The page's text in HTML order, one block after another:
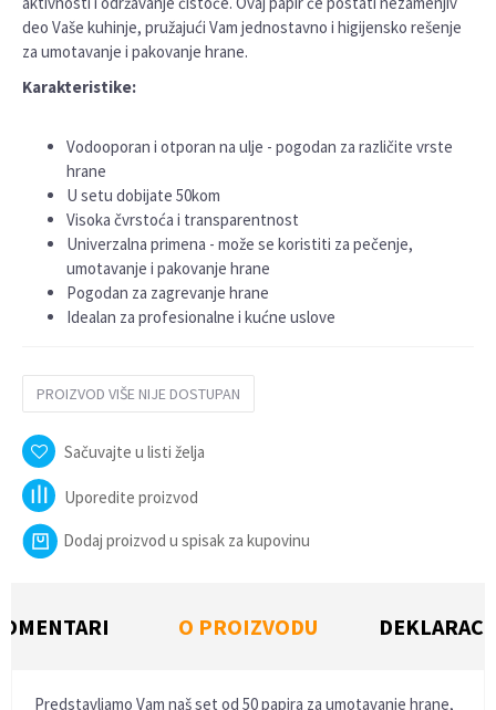
deo Vaše kuhinje, pružajući Vam jednostavno i higijensko rešenje
za umotavanje i pakovanje hrane.
Karakteristike:
Vodooporan i otporan na ulje - pogodan za različite vrste
hrane
U setu dobijate 50kom
Visoka čvrstoća i transparentnost
Univerzalna primena - može se koristiti za pečenje,
umotavanje i pakovanje hrane
Pogodan za zagrevanje hrane
Idealan za profesionalne i kućne uslove
PROIZVOD VIŠE NIJE DOSTUPAN
Sačuvajte u listi želja
Uporedite proizvod
Dodaj proizvod u spisak za kupovinu
O PROIZVODU
Predstavljamo Vam naš set od 50 papira za umotavanje hrane,